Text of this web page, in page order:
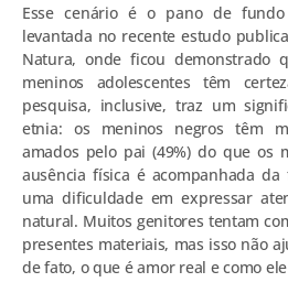
Esse cenário é o pano de
levantada no recente estudo
Natura, onde ficou demonstrado
meninos adolescentes têm
pesquisa, inclusive, traz um
etnia: os meninos negros têm
amados pelo pai (49%) do que os
ausência física é acompanhada
uma dificuldade em expressar
natural. Muitos genitores tentam
presentes materiais, mas isso não
de fato, o que é amor real e como